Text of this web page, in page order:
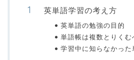
英単語学習の考え方
英単語の勉強の目的
単語帳は複数とりくむ
学習中に知らなかった